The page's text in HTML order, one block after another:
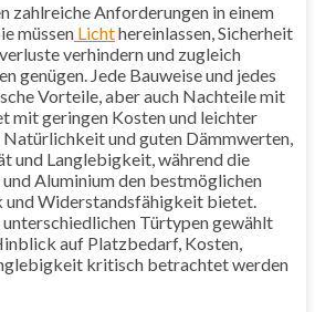
zahlreiche Anforderungen in einem
müssen Lichthereinlassen, Sicherheit
verhindern und zugleich
genügen. Jede Bauweise und jedes
Vorteile, aber auch Nachteile mit
mit geringen Kosten und leichter
und guten Dämmwerten,
und Langlebigkeit, während die
Aluminium den bestmöglichen
und Widerstandsfähigkeit bietet.
unterschiedlichen Türtypen gewählt
auf Platzbedarf, Kosten,
kritisch betrachtet werden